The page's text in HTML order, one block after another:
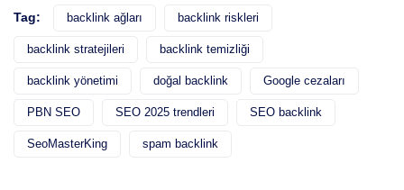
Tag: backlink ağları backlink riskleri
backlink stratejileri backlink temizliği
backlink yönetimi doğal backlink Google cezaları
PBN SEO SEO 2025 trendleri SEO backlink
SeoMasterKing spam backlink